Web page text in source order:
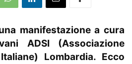
manifestazione a cura
ADSI (Associazione
Lombardia. Ecco